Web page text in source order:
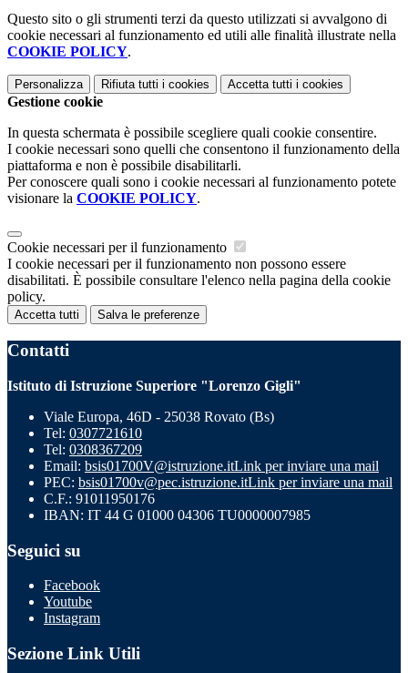
Questo sito o gli strumenti terzi da questo utilizzati si avvalgono di
cookie necessari al funzionamento ed utili alle finalità illustrate nella
COOKIE POLICY.
Personalizza Rifiuta tutti i cookies Accetta tutti i cookies
Gestione cookie
In questa schermata è possibile scegliere quali cookie consentire.
I cookie necessari sono quelli che consentono il funzionamento della
piattaforma e non è possibile disabilitarli.
Per conoscere quali sono i cookie necessari al funzionamento potete
visionare la COOKIE POLICY.
Cookie necessari per il funzionamento
I cookie necessari per il funzionamento non possono essere
disabilitati. È possibile consultare l'elenco nella pagina della cookie
policy.
Accetta tutti Salva le preferenze
Contatti
Istituto di Istruzione Superiore "Lorenzo Gigli"
Viale Europa, 46D - 25038 Rovato (Bs)
Tel: 0307721610
Tel: 0308367209
Email: bsis01700V@istruzione.itLink per inviare una mail
PEC: bsis01700v@pec.istruzione.itLink per inviare una mail
C.F.: 91011950176
IBAN: IT 44 G 01000 04306 TU0000007985
Seguici su
Facebook
Youtube
Instagram
Sezione Link Utili